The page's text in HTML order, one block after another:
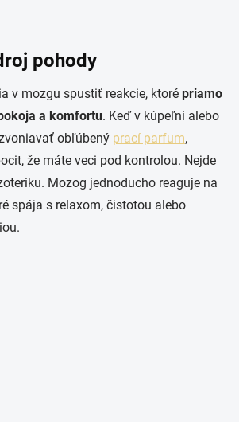
pohody
v mozgu spustiť reakcie, ktoré priamo
a komfortu. Keď v kúpeľni alebo
obľúbený prací parfum,
že máte veci pod kontrolou. Nejde
Mozog jednoducho reaguje na
spája s relaxom, čistotou alebo